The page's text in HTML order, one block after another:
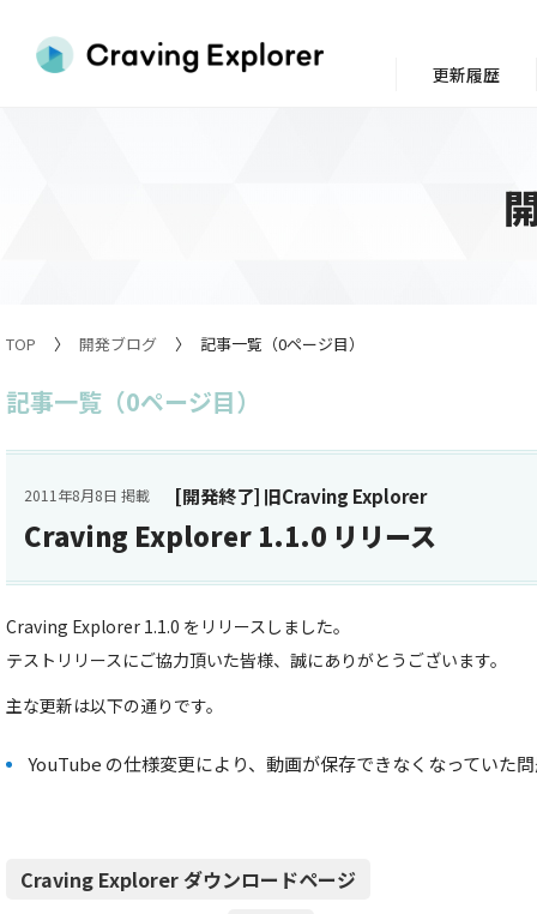
TOP 開発ブログ 記事一覧（0ページ目）
記事一覧（0ページ目）
[開発終了] 旧Craving Explorer
2011年8月8日 掲載
Craving Explorer 1.1.0 リリース
Craving Explorer 1.1.0 をリリースしました。
テストリリースにご協力頂いた皆様、誠にありがとうございます。
主な更新は以下の通りです。
YouTube の仕様変更により、動画が保存できなくなっていた
Craving Explorer ダウンロードページ
更新履歴